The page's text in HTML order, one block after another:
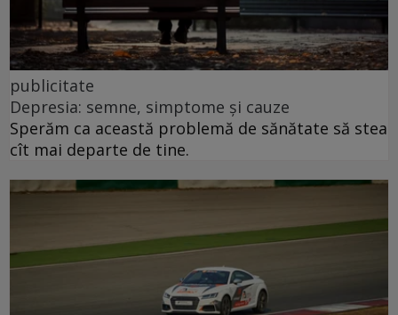
publicitate
Depresia: semne, simptome și cauze
Sperăm ca această problemă de sănătate să stea
cît mai departe de tine.